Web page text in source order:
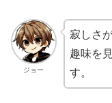
ジョー
寂しさ
趣味を
す。